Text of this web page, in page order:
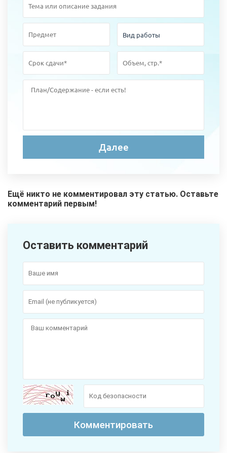
Ещё никто не комментировал эту статью. Оставьте
комментарий первым!
Оставить комментарий